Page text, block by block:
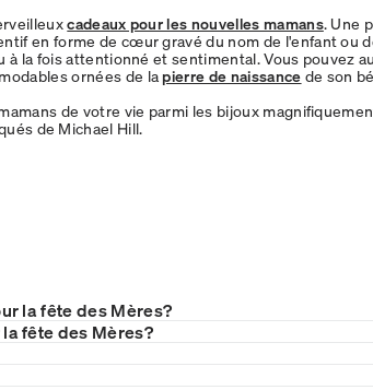
cadeaux pour les nouvelles mamans. Une
en forme de cœur gravé du nom de l'enfant ou
à la fois attentionné et sentimental. Vous pouvez
ornées de lapierre de naissance de son
de votre vie parmi les bijoux
de Michael Hill.
la fête des Mères?
fête des Mères?